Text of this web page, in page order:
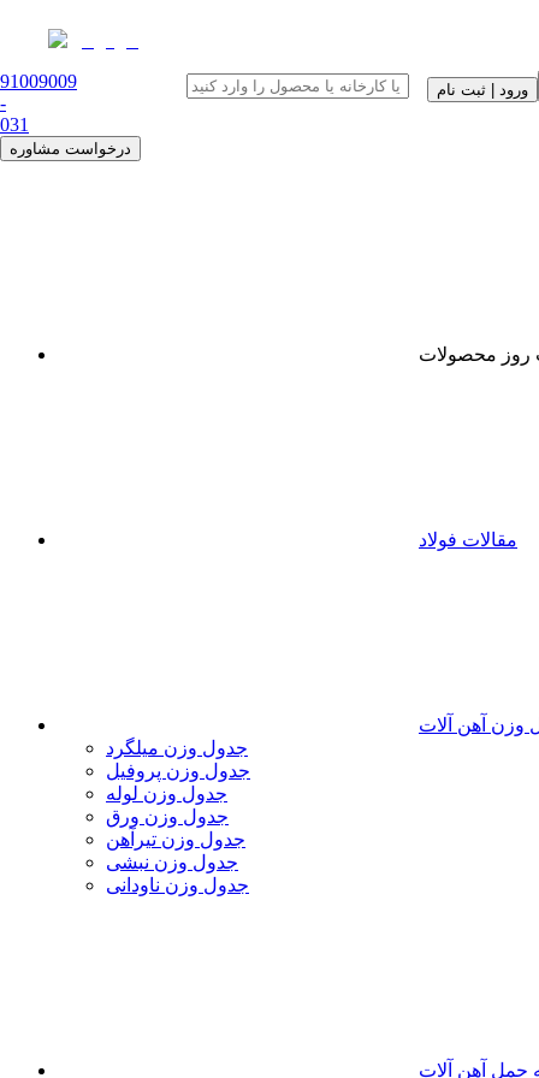
91009009
-
031
درخواست مشاوره
ورود | ثبت نام
روز محصولات
مقالات فولاد
وزن آهن آلات
جدول وزن میلگرد
جدول وزن پروفیل
جدول وزن لوله
جدول وزن ورق
جدول وزن تیرآهن
جدول وزن نبشی
جدول وزن ناودانی
حمل آهن آلات